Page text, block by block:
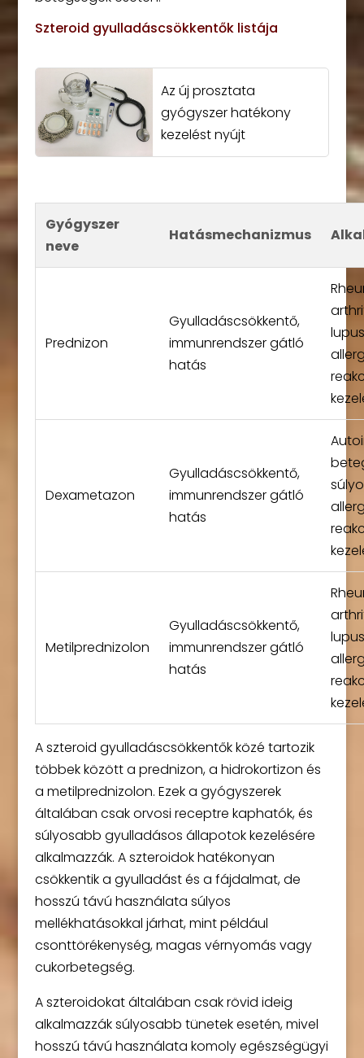
Szteroid gyulladáscsökkentők listája
Az új prosztata
gyógyszer hatékony
kezelést nyújt
Gyógyszer
neve
Hatásmechanizmus
Prednizon
Gyulladáscsökkentő,
immunrendszer gátló
hatás
Dexametazon
Gyulladáscsökkentő,
immunrendszer gátló
hatás
Metilprednizolon
Gyulladáscsökkentő,
immunrendszer gátló
hatás
A szteroid gyulladáscsökkentők közé tartozik
többek között a prednizon, a hidrokortizon és
a metilprednizolon. Ezek a gyógyszerek
általában csak orvosi receptre kaphatók, és
súlyosabb gyulladásos állapotok kezelésére
alkalmazzák. A szteroidok hatékonyan
csökkentik a gyulladást és a fájdalmat, de
hosszú távú használata súlyos
mellékhatásokkal járhat, mint például
csonttörékenység, magas vérnyomás vagy
cukorbetegség.
A szteroidokat általában csak rövid ideig
alkalmazzák súlyosabb tünetek esetén, mivel
hosszú távú használata komoly egészségügyi